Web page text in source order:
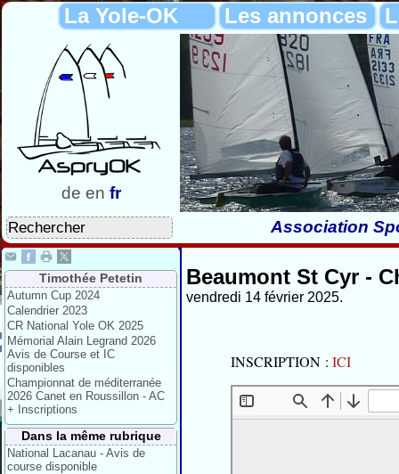
La Yole-OK Les annonces
de en fr
Association
Timothée Petetin
Autumn Cup 2024
Calendrier 2023
CR National Yole OK 2025
Mémorial Alain Legrand 2026
Avis de Course et IC
disponibles
Championnat de méditerranée
2026 Canet en Roussillon - AC
+ Inscriptions
Dans la même rubrique
National Lacanau - Avis de
course disponible
Beaumont St Cyr -
vendredi 14 février 2025.
INSCRIPTION : ICI